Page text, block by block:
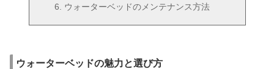
ウォーターベッドのメンテナンス方法
ウォーターベッドの魅力と選び方